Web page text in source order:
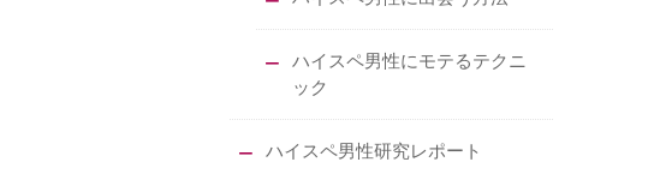
ハイスペ男性にモテるテクニ
ック
ハイスペ男性研究レポート